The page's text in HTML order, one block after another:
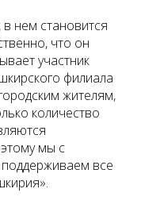
нем становится
что он
участник
филиала
жителям,
количество
мы с
все